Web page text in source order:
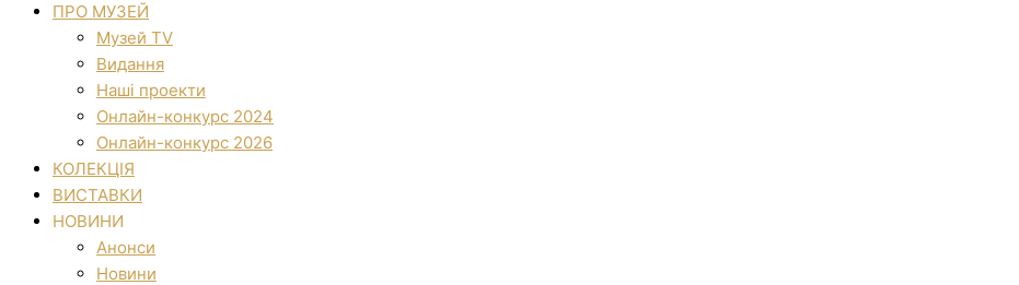
ПРО МУЗЕЙ
Музей TV
Видання
Наші проекти
Онлайн-конкурс 2024
Онлайн-конкурс 2026
КОЛЕКЦІЯ
ВИСТАВКИ
НОВИНИ
Анонси
Новини